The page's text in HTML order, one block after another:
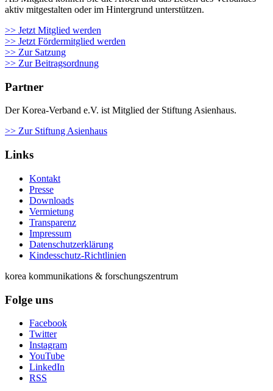
aktiv mit­ge­stal­ten oder im Hin­ter­grund unter­stüt­zen.
>> Jetzt Mitglied werden
>> Jetzt Fördermitglied werden
>> Zur Satzung
>> Zur Beitragsordnung
Partner
Der Korea-Verband e.V. ist Mitglied der Stiftung Asienhaus.
>> Zur Stiftung Asienhaus
Links
Kontakt
Presse
Downloads
Vermietung
Transparenz
Impressum
Datenschutzerklärung
Kindesschutz-Richtlinien
korea kommunikations & forschungszentrum
Folge uns
Facebook
Twitter
Instagram
YouTube
LinkedIn
RSS